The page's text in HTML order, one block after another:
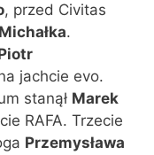
, przed Civitas
.
jachcie evo.
stanął Marek
RAFA. Trzecie
Przemysława